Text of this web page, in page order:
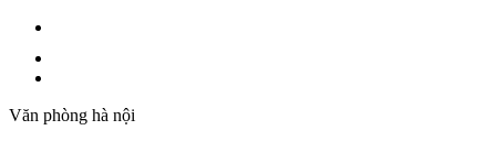
Văn phòng hà nội